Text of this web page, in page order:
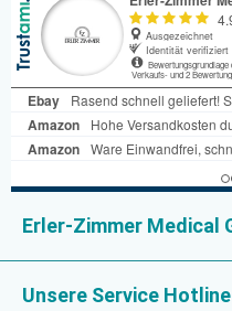
Erler-Zimmer Medical
Unsere Service Hotline